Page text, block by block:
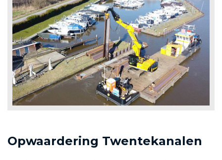
Opwaardering Twentekanalen